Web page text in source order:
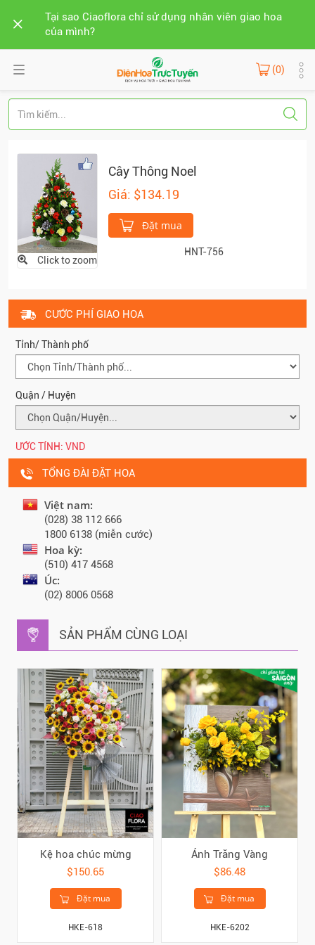
Tại sao Ciaoflora chỉ sử dụng nhân viên giao hoa
của mình?
(0)
Click to zoom
Cây Thông Noel
Giá: $134.19
Đặt mua
HNT-756
CƯỚC PHÍ GIAO HOA
Tỉnh/ Thành phố
Quận / Huyện
ƯỚC TÍNH: VND
TỔNG ĐÀI ĐẶT HOA
Việt nam:
(028) 38 112 666
1800 6138 (miễn cước)
Hoa kỳ:
(510) 417 4568
Úc:
(02) 8006 0568
SẢN PHẨM CÙNG LOẠI
Kệ hoa chúc mừng
$150.65
Đặt mua
HKE-618
Ánh Trăng Vàng
$86.48
Đặt mua
HKE-6202